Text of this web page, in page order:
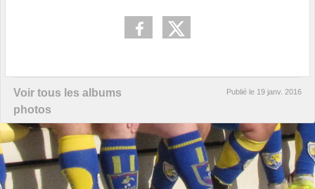
Voir tous les albums
photos
Publié le 19 janv. 2016